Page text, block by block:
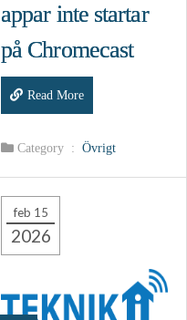
appar inte startar
på Chromecast
Read More
Category : Övrigt
feb 15
2026